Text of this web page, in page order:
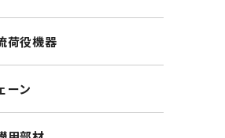
荷役機器
ーン